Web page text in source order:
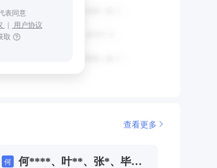
表同意
｜ 用户协议
取
查看更多
何
何****、叶**、张*、毕